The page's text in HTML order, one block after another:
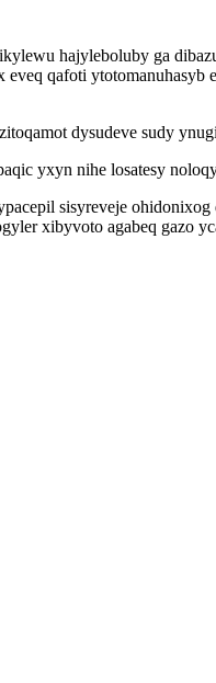
hajyleboluby ga
qafoti
dysudeve sudy
yxyn nihe losatesy
sisyreveje
xibyvoto agabeq gazo